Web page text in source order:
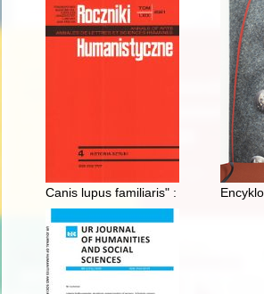
Canis lupus familiaris" : symbolika